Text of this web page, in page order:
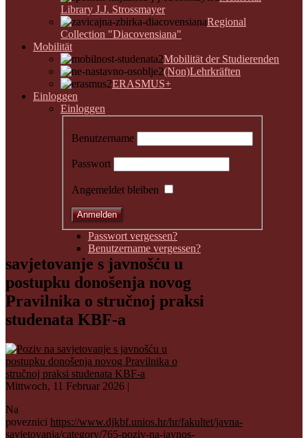
Library J.J. Strossmayer
Regional
Collection "Diacovensiana"
Mobilität
Mobilität der Studierenden
(Non)Lehrkräften
ERASMUS+
Einloggen
Einloggen
Benutzername
Passwort
Angemeldet bleiben
Passwort vergessen?
Benutzername vergessen?
savjetovanje s javnošću u
postupku donošenja novog
Pravilnika o stručnoj praksi
studenata KBF-a
Mittwoch, 11 Februar 2026 |
Na
poveznici https://www.djkbf.unios.hr/hr/fakultet/javna-
savjetovanja/category/765-poziv-na-javnos-